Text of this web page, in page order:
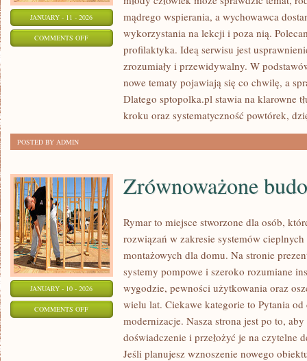
JANUARY - 11 - 2026
COMMENTS OFFON
mądrego wspierania, a wychowawca
wykorzystania na lekcji i poza nią.
profilaktyka. Ideą serwisu jest
zrozumiały i przewidywalny. W
nowe tematy pojawiają się co chwilę, a
Dlatego sptopolka.pl stawia na klarowne
kroku oraz systematyczność powtórek,
POSTED BY ADMIN
JANUARY - 10 - 2026
COMMENTS OFFON
ZRÓWNOWAŻONE
BUDOWNICTWO
Zrównoważone
Rymar to miejsce stworzone dla osób,
rozwiązań w zakresie systemów
montażowych dla domu. Na stronie
systemy pompowe i szeroko rozumiane
wygodzie, pewności użytkowania oraz
wielu lat. Ciekawe kategorie to Pytania
modernizacje. Nasza strona jest po to,
doświadczenie i przełożyć je na czytelne
Jeśli planujesz wznoszenie nowego